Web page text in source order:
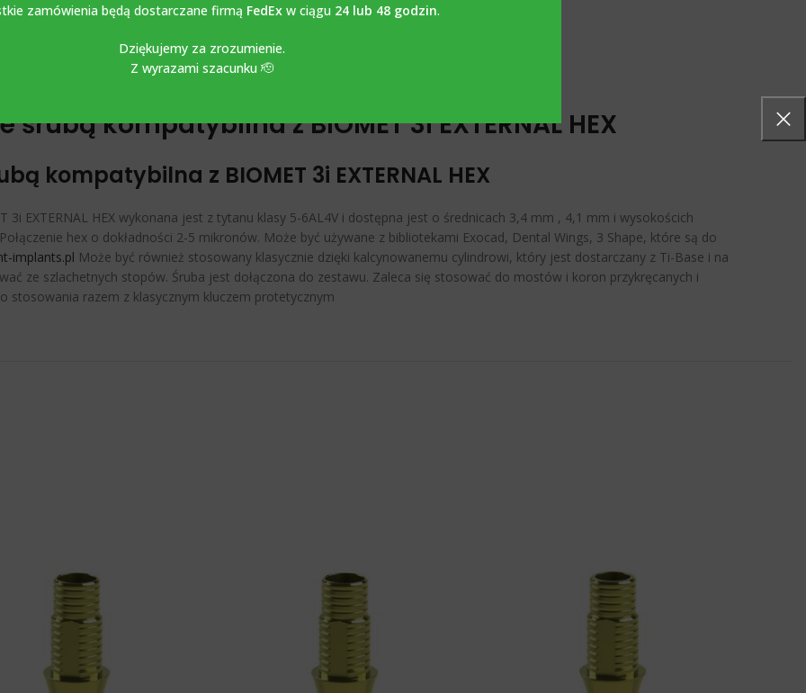
zamówienia będą dostarczane firmą FedExw ciągu 24 lub 48 godzin.
Dziękujemy za zrozumienie.
Z wyrazami szacunku 🫡
OPIS OPINIE (0)
kompatybilna z BIOMET 3i EXTERNAL HEX
kompatybilna z BIOMET 3i EXTERNAL HEX
EXTERNAL HEX wykonana jest z tytanu klasy 5-6AL4V i dostępna jest o średnicach 3,4 mm , 4,1 mm i wysokościch
hex o dokładności 2-5 mikronów. Może być używane z bibliotekami Exocad, Dental Wings, 3 Shape, które są do
implants.pl Może być również stosowany klasycznie dzięki kalcynowanemu cylindrowi, który jest dostarczany z Ti-Base i na
ze szlachetnych stopów. Śruba jest dołączona do zestawu. Zaleca się stosować do mostów i koron przykręcanych i
razem z klasycznym kluczem protetycznym